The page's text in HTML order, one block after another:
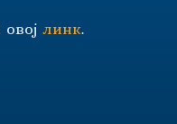
овојлинк.